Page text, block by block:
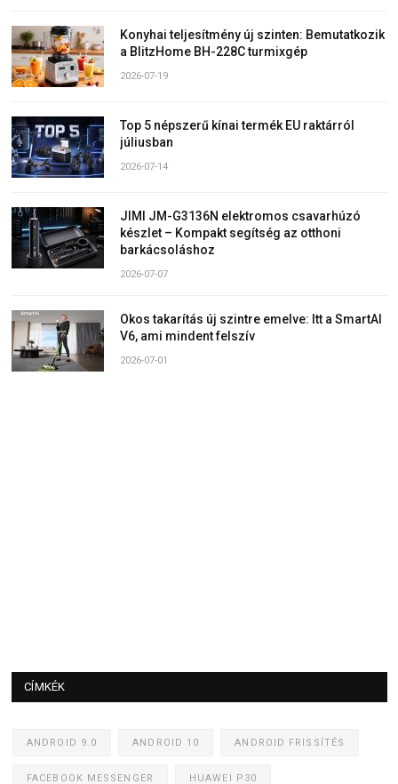
Konyhai teljesítmény új szinten: Bemutatkozik
a BlitzHome BH-228C turmixgép
2026-07-19
Top 5 népszerű kínai termék EU raktárról
júliusban
2026-07-14
JIMI JM-G3136N elektromos csavarhúzó
készlet – Kompakt segítség az otthoni
barkácsoláshoz
2026-07-07
Okos takarítás új szintre emelve: Itt a SmartAI
V6, ami mindent felszív
2026-07-01
CÍMKÉK
ANDROID 9.0 ANDROID 10 ANDROID FRISSÍTÉS
FACEBOOK MESSENGER HUAWEI P30